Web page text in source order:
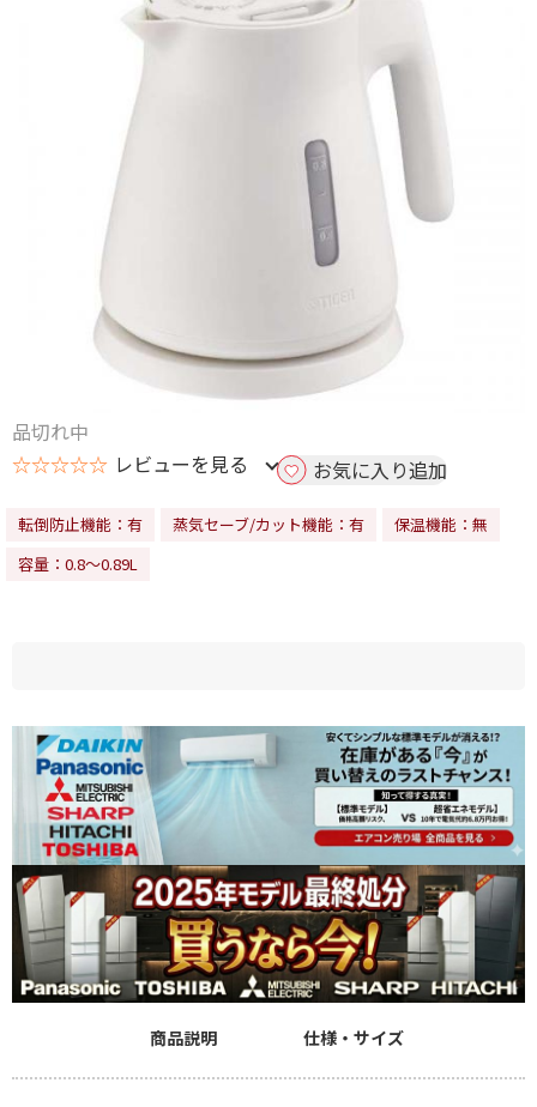
品切れ中
☆☆☆☆☆ レビューを見る お気に入り追加
転倒防止機能：有 蒸気セーブ/カット機能：有
保温機能：無
容量：0.8～0.89L
商品説明 仕様・サイズ